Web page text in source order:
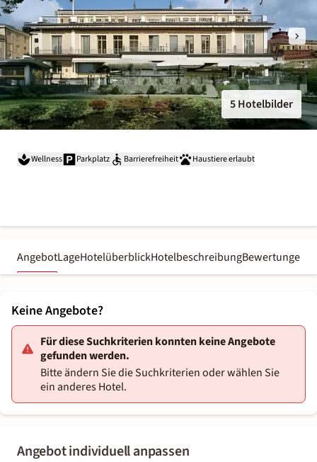
5 Hotelbilder
Wellness Parkplatz Barrierefreiheit Haustiere erlaubt
AngebotLageHotelüberblickHotelbeschreibungBewertungen
Angebot individuell anpassen
Keine Angebote?
Für diese Suchkriterien konnten keine Angebote
gefunden werden.
Bitte ändern Sie die Suchkriterien oder wählen Sie
ein anderes Hotel.